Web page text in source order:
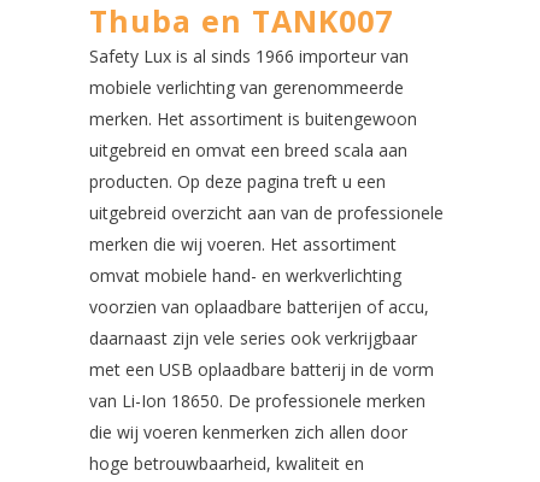
Thuba en TANK007
Safety Lux is al sinds 1966 importeur van
mobiele verlichting van gerenommeerde
merken. Het assortiment is buitengewoon
uitgebreid en omvat een breed scala aan
producten. Op deze pagina treft u een
uitgebreid overzicht aan van de professionele
merken die wij voeren. Het assortiment
omvat mobiele hand- en werkverlichting
voorzien van oplaadbare batterijen of accu,
daarnaast zijn vele series ook verkrijgbaar
met een USB oplaadbare batterij in de vorm
van Li-Ion 18650. De professionele merken
die wij voeren kenmerken zich allen door
hoge betrouwbaarheid, kwaliteit en